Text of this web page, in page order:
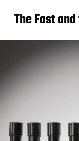
The Fast